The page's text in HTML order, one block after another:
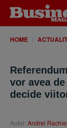
HOME
vor avea
decide
Autor: Andrei